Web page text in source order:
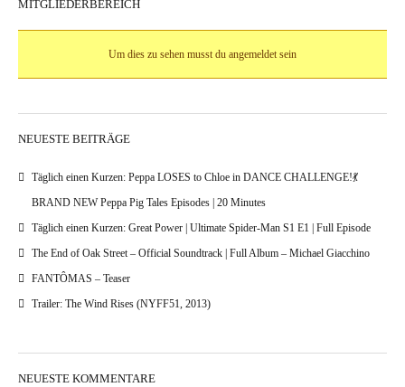
MITGLIEDERBEREICH
Um dies zu sehen musst du angemeldet sein
NEUESTE BEITRÄGE
Täglich einen Kurzen: Peppa LOSES to Chloe in DANCE CHALLENGE!💃
BRAND NEW Peppa Pig Tales Episodes | 20 Minutes
Täglich einen Kurzen: Great Power | Ultimate Spider-Man S1 E1 | Full Episode
The End of Oak Street – Official Soundtrack | Full Album – Michael Giacchino
FANTÔMAS – Teaser
Trailer: The Wind Rises (NYFF51, 2013)
NEUESTE KOMMENTARE